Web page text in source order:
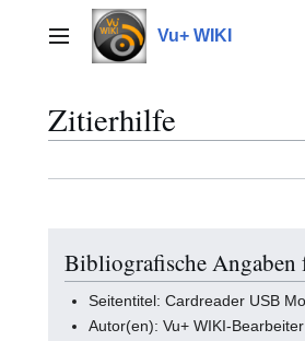
springenHauptmenü Vu+ WIKI
Zitierhilfe
Bibliografische
Seitentitel: Cardreader USB
Autor(en): Vu+ WIKI-Bearbeiter